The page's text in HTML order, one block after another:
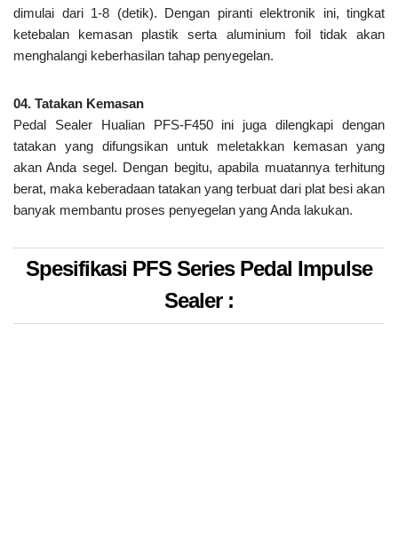
dimulai dari 1-8 (detik). Dengan piranti elektronik ini, tingkat
ketebalan kemasan plastik serta aluminium foil tidak akan
menghalangi keberhasilan tahap penyegelan.
04. Tatakan Kemasan
Pedal Sealer Hualian PFS-F450 ini juga dilengkapi dengan
tatakan yang difungsikan untuk meletakkan kemasan yang
akan Anda segel. Dengan begitu, apabila muatannya terhitung
berat, maka keberadaan tatakan yang terbuat dari plat besi akan
banyak membantu proses penyegelan yang Anda lakukan.
Spesifikasi PFS Series Pedal Impulse
Sealer :